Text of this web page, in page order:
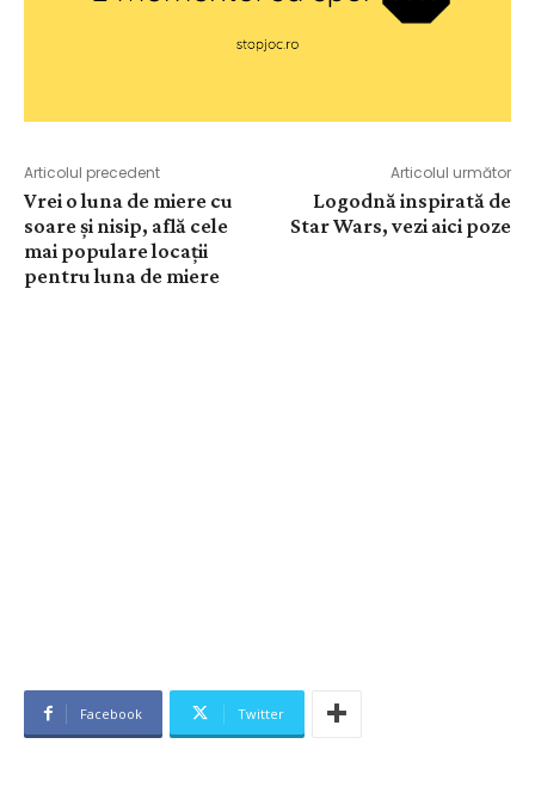
Articolul precedent
Vrei o luna de miere cu
soare și nisip, află cele
mai populare locații
pentru luna de miere
Articolul următor
Logodnă inspirată de
Star Wars, vezi aici poze
Facebook Twitter